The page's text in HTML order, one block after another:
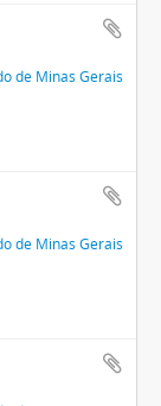
de Minas Gerais
de Minas Gerais